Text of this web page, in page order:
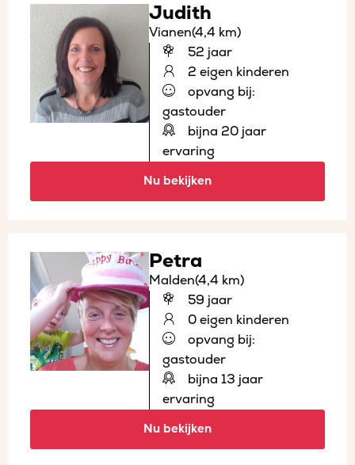
Judith
Vianen(4,4 km)
52 jaar
2 eigen kinderen
opvang bij:
gastouder
bijna 20 jaar
ervaring
Nu bekijken
Petra
Malden(4,4 km)
59 jaar
0 eigen kinderen
opvang bij:
gastouder
bijna 13 jaar
ervaring
Nu bekijken